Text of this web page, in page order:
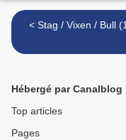
< Stag / Vixen / Bull
Hébergé par Canalblog
Top articles
Pages